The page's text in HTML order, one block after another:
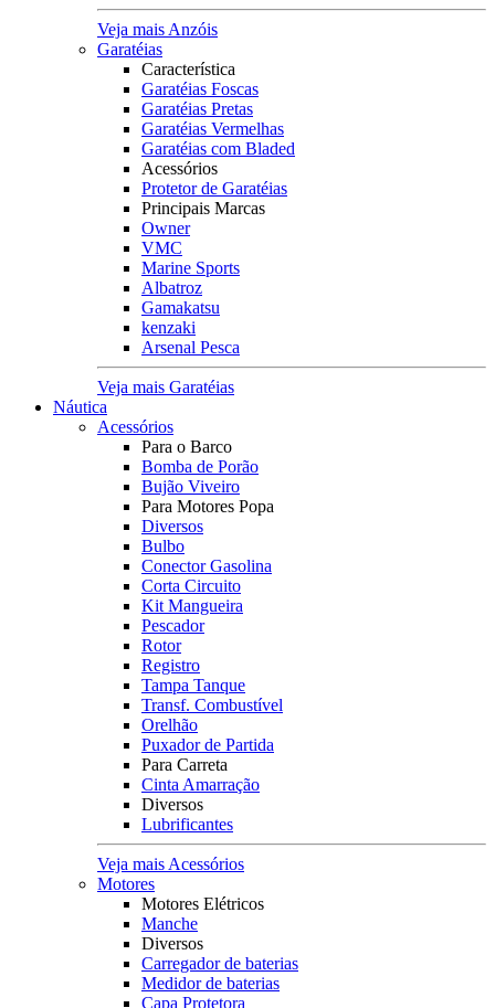
Veja mais Anzóis
Garatéias
Característica
Garatéias Foscas
Garatéias Pretas
Garatéias Vermelhas
Garatéias com Bladed
Acessórios
Protetor de Garatéias
Principais Marcas
Owner
VMC
Marine Sports
Albatroz
Gamakatsu
kenzaki
Arsenal Pesca
Veja mais Garatéias
Náutica
Acessórios
Para o Barco
Bomba de Porão
Bujão Viveiro
Para Motores Popa
Diversos
Bulbo
Conector Gasolina
Corta Circuito
Kit Mangueira
Pescador
Rotor
Registro
Tampa Tanque
Transf. Combustível
Orelhão
Puxador de Partida
Para Carreta
Cinta Amarração
Diversos
Lubrificantes
Veja mais Acessórios
Motores
Motores Elétricos
Manche
Diversos
Carregador de baterias
Medidor de baterias
Capa Protetora